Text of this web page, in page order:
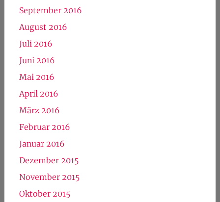
September 2016
August 2016
Juli 2016
Juni 2016
Mai 2016
April 2016
März 2016
Februar 2016
Januar 2016
Dezember 2015
November 2015
Oktober 2015